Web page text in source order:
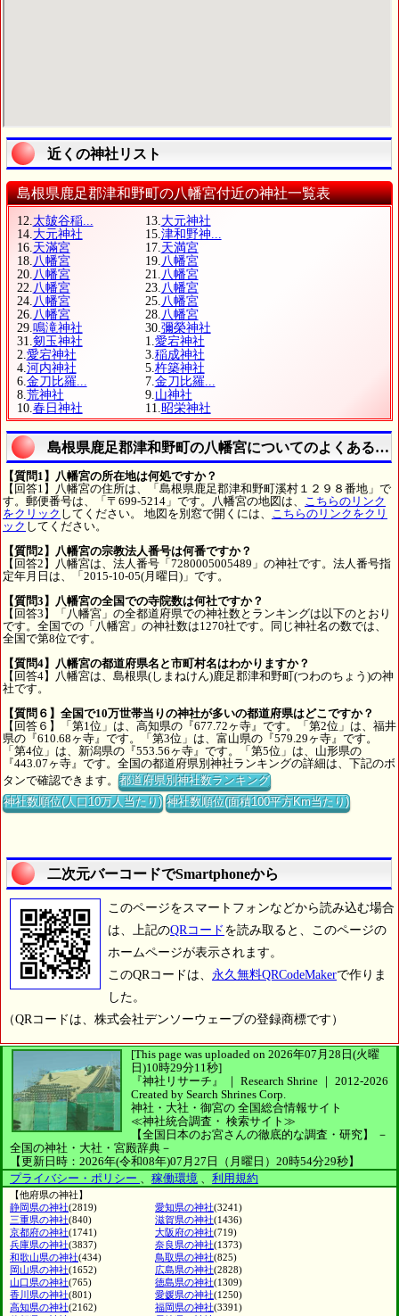
近くの神社リスト
島根県鹿足郡津和野町の八幡宮付近の神社一覧表
12.太皷谷稲... 13.大元神社
14.大元神社 15.津和野神...
16.天滿宮 17.天満宮
18.八幡宮 19.八幡宮
20.八幡宮 21.八幡宮
22.八幡宮 23.八幡宮
24.八幡宮 25.八幡宮
26.八幡宮 28.八幡宮
29.鳴滝神社 30.彌榮神社
31.剱玉神社 1.愛宕神社
2.愛宕神社 3.稲成神社
4.河内神社 5.杵築神社
6.金刀比羅... 7.金刀比羅...
8.荒神社 9.山神社
10.春日神社 11.昭栄神社
島根県鹿足郡津和野町の八幡宮についてのよくある質
【質問1】八幡宮の所在地は何処ですか？
【回答1】八幡宮の住所は、「島根県鹿足郡津和野町溪村１２９８番地」で
す。郵便番号は、「〒699-5214」です。八幡宮の地図は、 こちらのリンク
をクリック してください。 地図を別窓で開くには、 こちらのリンクをクリ
ック してください。
【質問2】八幡宮の宗教法人番号は何番ですか？
【回答2】八幡宮は、法人番号「7280005005489」の神社です。法人番号指
定年月日は、「2015-10-05(月曜日)」です。
【質問3】八幡宮の全国での寺院数は何社ですか？
【回答3】「八幡宮」の全都道府県での神社数とランキングは以下のとおり
です。全国での「八幡宮」の神社数は1270社です。同じ神社名の数では、
全国で第8位です。
【質問4】八幡宮の都道府県名と市町村名はわかりますか？
【回答4】八幡宮は、島根県(しまねけん)鹿足郡津和野町(つわのちょう)の神
社です。
【質問６】全国で10万世帯当りの神社が多いの都道府県はどこですか？
【回答６】「第1位」は、高知県の『677.72ヶ寺』です。「第2位」は、福井
県の『610.68ヶ寺』です。「第3位」は、富山県の『579.29ヶ寺』です。
「第4位」は、新潟県の『553.56ヶ寺』です。「第5位」は、山形県の
『443.07ヶ寺』です。全国の都道府県別神社ランキングの詳細は、下記のボ
タンで確認できます。都道府県別神社数ランキング
神社数順位(人口10万人当たり) 神社数順位(面積100平方Km当たり)
二次元バーコードでSmartphoneから
このページをスマートフォンなどから読み込む場合
は、上記のQRコード を読み取ると、このページの
ホームページが表示されます。
このQRコードは、 永久無料QRCodeMakerで作りま
した。
（QRコードは、株式会社デンソーウェーブの登録商標です）
[This page was uploaded on 2026年07月28日(火曜
日)10時29分11秒]
『神社リサーチ』 ｜ Research Shrine ｜ 2012-2026
Created by Search Shrines Corp.
神社・大社・御宮の 全国総合情報サイト
≪神社統合調査・ 検索サイト≫
【全国日本のお宮さんの徹底的な調査・研究】
－
全国の神社・大社・宮殿辞典－
【更新日時：2026年(令和08年)07月27日（月曜日）20時54分29秒】
プライバシー・ポリシー 、 稼働環境 、 利用規約
【他府県の神社】
静岡県の神社(2819) 愛知県の神社(3241)
三重県の神社(840) 滋賀県の神社(1436)
京都府の神社(1741) 大阪府の神社(719)
兵庫県の神社(3837) 奈良県の神社(1373)
和歌山県の神社(434) 鳥取県の神社(825)
岡山県の神社(1652) 広島県の神社(2828)
山口県の神社(765) 徳島県の神社(1309)
香川県の神社(801) 愛媛県の神社(1250)
高知県の神社(2162) 福岡県の神社(3391)